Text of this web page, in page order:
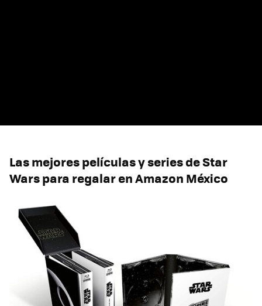
Las mejores películas y series de Star
Wars para regalar en Amazon México